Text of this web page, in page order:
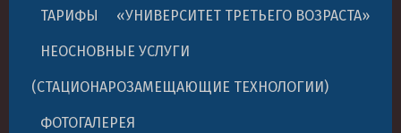
ТАРИФЫ «УНИВЕРСИТЕТ ТРЕТЬЕГО ВОЗРАСТА»
НЕОСНОВНЫЕ УСЛУГИ
(СТАЦИОНАРОЗАМЕЩАЮЩИЕ ТЕХНОЛОГИИ)
ФОТОГАЛЕРЕЯ